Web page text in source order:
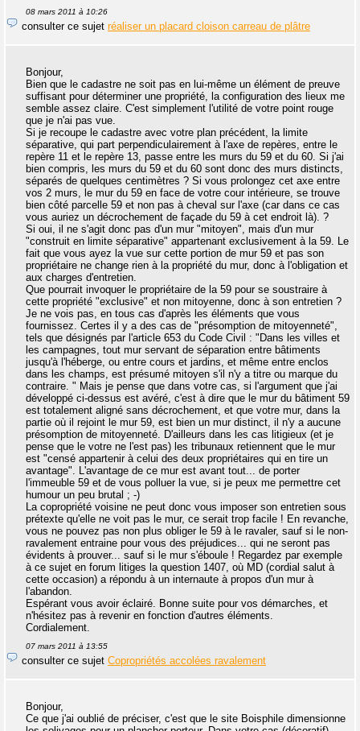
08 mars 2011 à 10:26
consulter ce sujet réaliser un placard cloison carreau de plâtre
Bonjour,
Bien que le cadastre ne soit pas en lui-même un élément de preuve
suffisant pour déterminer une propriété, la configuration des lieux me
semble assez claire. C'est simplement l'utilité de votre point rouge
que je n'ai pas vue.
Si je recoupe le cadastre avec votre plan précédent, la limite
séparative, qui part perpendiculairement à l'axe de repères, entre le
repère 11 et le repère 13, passe entre les murs du 59 et du 60. Si j'ai
bien compris, les murs du 59 et du 60 sont donc des murs distincts,
séparés de quelques centimètres ? Si vous prolongez cet axe entre
vos 2 murs, le mur du 59 en face de votre cour intérieure, se trouve
bien côté parcelle 59 et non pas à cheval sur l'axe (car dans ce cas
vous auriez un décrochement de façade du 59 à cet endroit là). ?
Si oui, il ne s'agit donc pas d'un mur "mitoyen", mais d'un mur
"construit en limite séparative" appartenant exclusivement à la 59. Le
fait que vous ayez la vue sur cette portion de mur 59 et pas son
propriétaire ne change rien à la propriété du mur, donc à l'obligation et
aux charges d'entretien.
Que pourrait invoquer le propriétaire de la 59 pour se soustraire à
cette propriété "exclusive" et non mitoyenne, donc à son entretien ?
Je ne vois pas, en tous cas d'après les éléments que vous
fournissez. Certes il y a des cas de "présomption de mitoyenneté",
tels que désignés par l'article 653 du Code Civil : "Dans les villes et
les campagnes, tout mur servant de séparation entre bâtiments
jusqu'à l'héberge, ou entre cours et jardins, et même entre enclos
dans les champs, est présumé mitoyen s'il n'y a titre ou marque du
contraire. " Mais je pense que dans votre cas, si l'argument que j'ai
développé ci-dessus est avéré, c'est à dire que le mur du bâtiment 59
est totalement aligné sans décrochement, et que votre mur, dans la
partie où il rejoint le mur 59, est bien un mur distinct, il n'y a aucune
présomption de mitoyenneté. D'ailleurs dans les cas litigieux (et je
pense que le votre ne l'est pas) les tribunaux retiennent que le mur
est "censé appartenir à celui des deux propriétaires qui en tire un
avantage". L'avantage de ce mur est avant tout... de porter
l'immeuble 59 et de vous polluer la vue, si je peux me permettre cet
humour un peu brutal ; -)
La copropriété voisine ne peut donc vous imposer son entretien sous
prétexte qu'elle ne voit pas le mur, ce serait trop facile ! En revanche,
vous ne pouvez pas non plus obliger le 59 à le ravaler, sauf si le non-
ravalement entraine pour vous des préjudices... qui ne seront pas
évidents à prouver... sauf si le mur s'éboule ! Regardez par exemple
à ce sujet en forum litiges la question 1407, où MD (cordial salut à
cette occasion) a répondu à un internaute à propos d'un mur à
l'abandon.
Espérant vous avoir éclairé. Bonne suite pour vos démarches, et
n'hésitez pas à revenir en fonction d'autres éléments.
Cordialement.
07 mars 2011 à 13:55
consulter ce sujet Copropriétés accolées ravalement
Bonjour,
Ce que j'ai oublié de préciser, c'est que le site Boisphile dimensionne